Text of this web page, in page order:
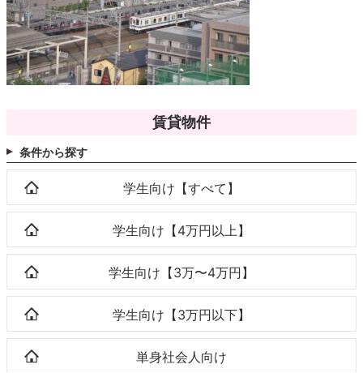
賃貸物件
条件から探す
学生向け【すべて】
学生向け【4万円以上】
学生向け【3万〜4万円】
学生向け【3万円以下】
単身社会人向け